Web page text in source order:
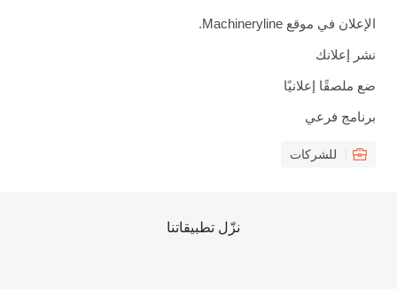
الإعلان في موقع Machineryline.
نشر إعلانك
ضع ملصقًا إعلانيًا
برنامج فرعي
للشركات
نزّل تطبيقاتنا